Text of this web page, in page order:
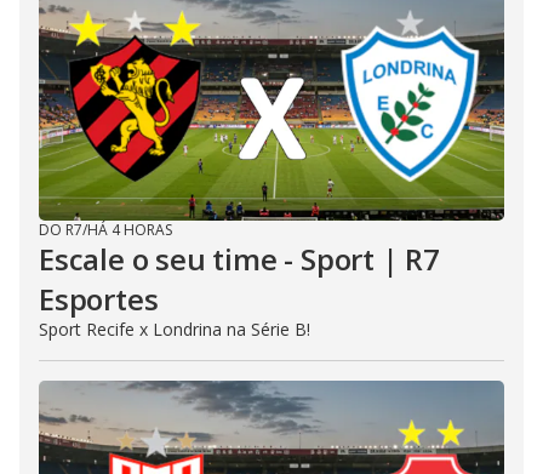
DO R7/HÁ 4 HORAS
Escale o seu time - Sport | R7
Esportes
Sport Recife x Londrina na Série B!